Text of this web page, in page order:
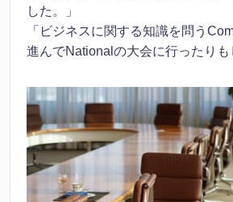
した。」
「ビジネスに関する知識を問う
進んでNationalの大会に行ったりも